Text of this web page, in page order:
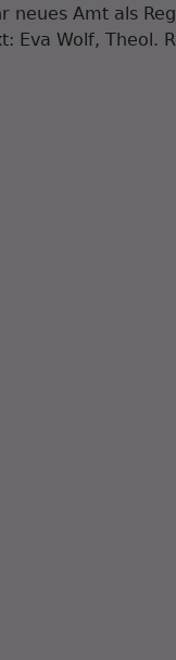
neues Amt als
Eva Wolf, Theol.